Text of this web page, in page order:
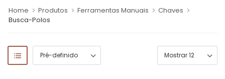
Home Produtos Ferramentas Manuais
Chaves
Busca-Polos